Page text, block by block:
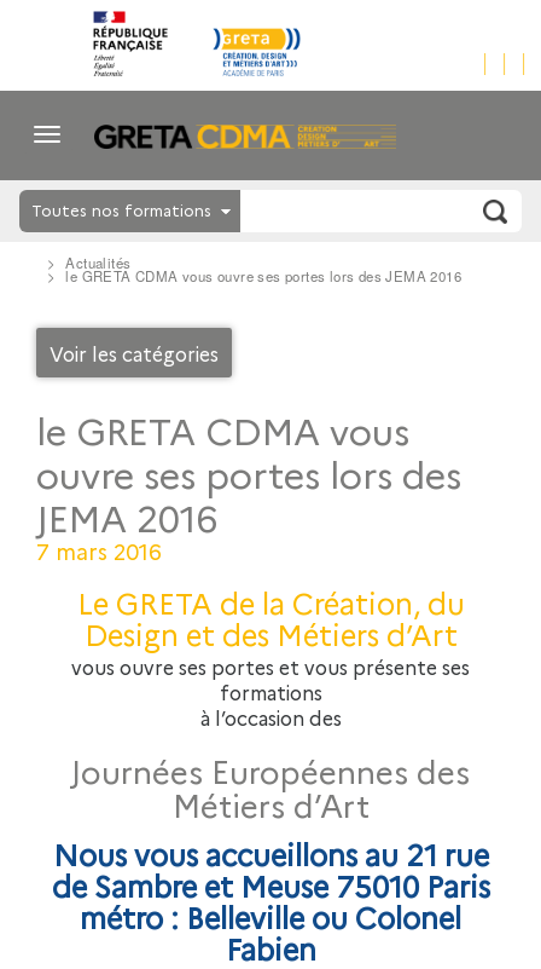
Toutes nos formations
Actualités
le GRETA CDMA vous ouvre ses portes lors des JEMA 2016
Voir les catégories
le GRETA CDMA vous
ouvre ses portes lors des
JEMA 2016
7 mars 2016
Le GRETA de la Création, du
Design et des Métiers d’Art
vous ouvre ses portes et vous présente ses
formations
à l’occasion des
Journées Européennes des
Métiers d’Art
Nous vous accueillons au 21 rue
de Sambre et Meuse 75010 Paris
métro : Belleville ou Colonel
Fabien